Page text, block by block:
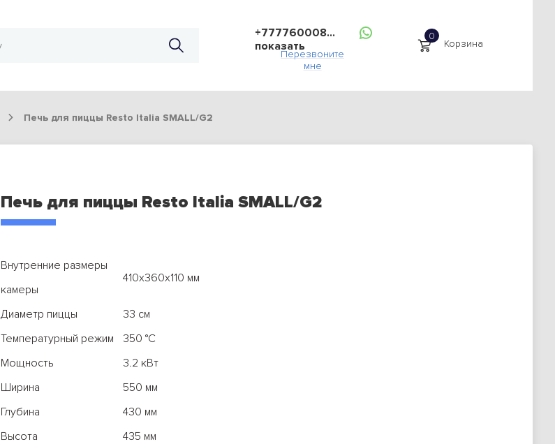
+777760008...
показать
Перезвоните
мне
Корзина
Печь для пиццы Resto Italia SMALL/G2
Печь для пиццы Resto Italia SMALL/G2
Внутренние размеры
камеры
410х360х110 мм
Диаметр пиццы
33 см
Температурный режим
350 °С
Мощность
3.2 кВт
Ширина
550 мм
Глубина
430 мм
Высота
435 мм